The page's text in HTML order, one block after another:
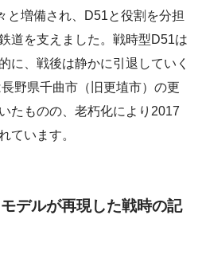
と増備され、D51と役割を分担
道を支えました。戦時型D51は
に、戦後は静かに引退していく
野県千曲市（旧更埴市）の更
たものの、老朽化により2017
ています。
デルが再現した戦時の記